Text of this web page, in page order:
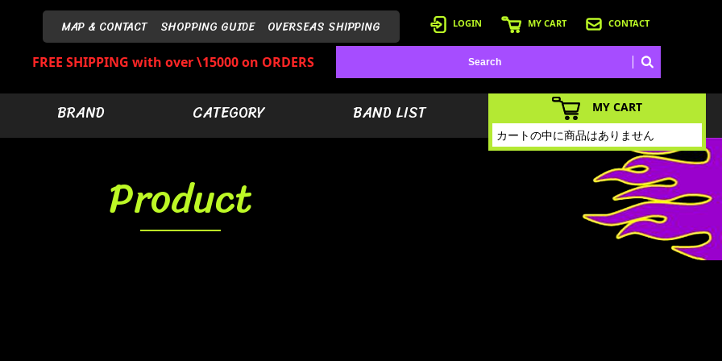
MAP & CONTACT SHOPPING GUIDE OVERSEAS SHIPPING LOGIN MY CART CONTACT
FREE SHIPPING with over \15000 on ORDERS
BRAND CATEGORY BAND LIST
Product
MY CART
カートの中に商品はありません